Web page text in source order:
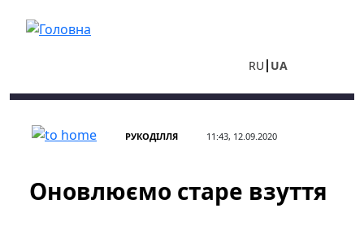
RU UA
РУКОДІЛЛЯ 11:43, 12.09.2020
Оновлюємо старе взуття